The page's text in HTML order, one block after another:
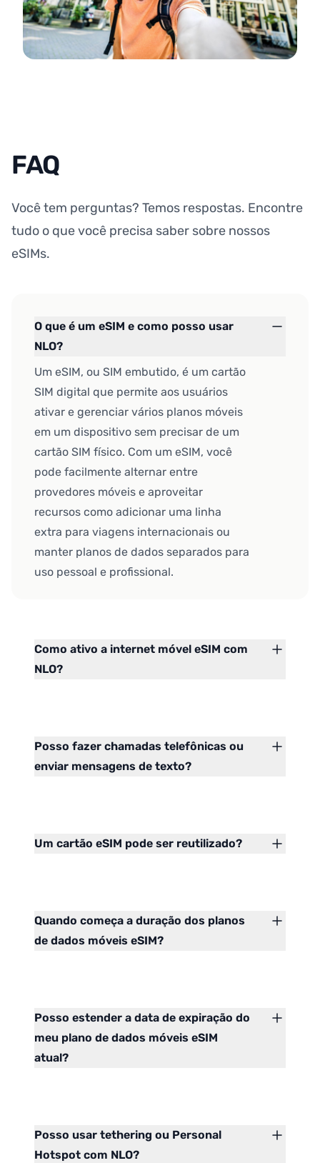
FAQ
Você tem perguntas? Temos respostas. Encontre
tudo o que você precisa saber sobre nossos
eSIMs.
O que é um eSIM e como posso usar
NLO?
Um eSIM, ou SIM embutido, é um cartão
SIM digital que permite aos usuários
ativar e gerenciar vários planos móveis
em um dispositivo sem precisar de um
cartão SIM físico. Com um eSIM, você
pode facilmente alternar entre
provedores móveis e aproveitar
recursos como adicionar uma linha
extra para viagens internacionais ou
manter planos de dados separados para
uso pessoal e profissional.
Como ativo a internet móvel eSIM com
NLO?
Posso fazer chamadas telefônicas ou
enviar mensagens de texto?
Um cartão eSIM pode ser reutilizado?
Quando começa a duração dos planos
de dados móveis eSIM?
Posso estender a data de expiração do
meu plano de dados móveis eSIM
atual?
Posso usar tethering ou Personal
Hotspot com NLO?